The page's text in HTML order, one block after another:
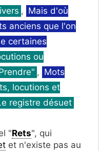
, Mais d'où
anciens que l'on
certaines
ou
, Mots
locutions et
registre désuet
"Rets", qui
et n'existe pas au